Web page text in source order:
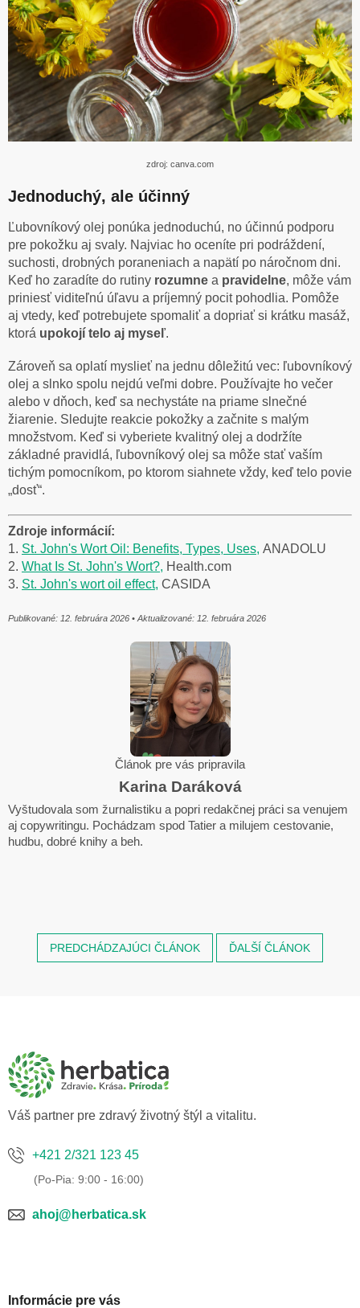
zdroj: canva.com
Jednoduchý, ale účinný
Ľubovníkový olej ponúka jednoduchú, no účinnú podporu
pre pokožku aj svaly. Najviac ho oceníte pri podráždení,
suchosti, drobných poraneniach a napätí po náročnom dni.
Keď ho zaradíte do rutiny rozumne a pravidelne, môže vám
priniesť viditeľnú úľavu a príjemný pocit pohodlia. Pomôže
aj vtedy, keď potrebujete spomaliť a dopriať si krátku masáž,
ktorá upokojí telo aj myseľ.
Zároveň sa oplatí myslieť na jednu dôležitú vec: ľubovníkový
olej a slnko spolu nejdú veľmi dobre. Používajte ho večer
alebo v dňoch, keď sa nechystáte na priame slnečné
žiarenie. Sledujte reakcie pokožky a začnite s malým
množstvom. Keď si vyberiete kvalitný olej a dodržíte
základné pravidlá, ľubovníkový olej sa môže stať vaším
tichým pomocníkom, po ktorom siahnete vždy, keď telo povie
„dosť“.
Zdroje informácií:
1. St. John's Wort Oil: Benefits, Types, Uses, ANADOLU
2. What Is St. John's Wort?, Health.com
3. St. John's wort oil effect, CASIDA
Publikované: 12. februára 2026 • Aktualizované: 12. februára 2026
Článok pre vás pripravila
Karina Daráková
Vyštudovala som žurnalistiku a popri redakčnej práci sa venujem
aj copywritingu. Pochádzam spod Tatier a milujem cestovanie,
hudbu, dobré knihy a beh.
PREDCHÁDZAJÚCI ČLÁNOK ĎALŠÍ ČLÁNOK
Váš partner pre zdravý životný štýl a vitalitu.
+421 2/321 123 45
ahoj@herbatica.sk
Informácie pre vás